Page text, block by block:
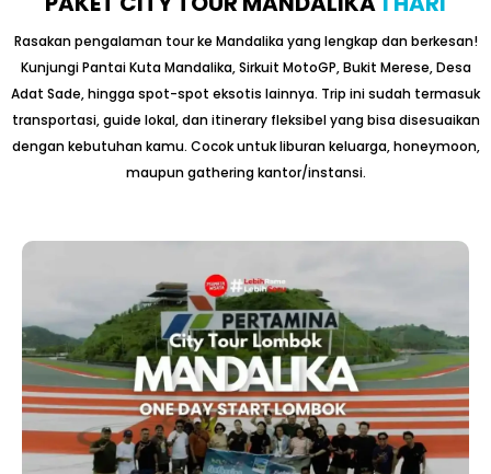
Rasakan pengalaman tour ke Mandalika yang lengkap dan berkesan!
Kunjungi Pantai Kuta Mandalika, Sirkuit MotoGP, Bukit Merese, Desa
Adat Sade, hingga spot-spot eksotis lainnya. Trip ini sudah termasuk
transportasi, guide lokal, dan itinerary fleksibel yang bisa disesuaikan
dengan kebutuhan kamu. Cocok untuk liburan keluarga, honeymoon,
maupun gathering kantor/instansi.